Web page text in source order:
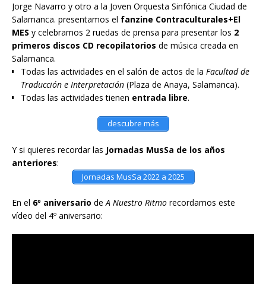
Jorge Navarro y otro a la Joven Orquesta Sinfónica Ciudad de
Salamanca. presentamos el fanzine Contraculturales+El
MES y celebramos 2 ruedas de prensa para presentar los 2
primeros discos CD recopilatorios de música creada en
Salamanca.
Todas las actividades en el salón de actos de la Facultad de
Traducción e Interpretación (Plaza de Anaya, Salamanca).
Todas las actividades tienen entrada libre.
descubre más
Y si quieres recordar las Jornadas MusSa de los años
anteriores:
Jornadas MusSa 2022 a 2025
En el 6º aniversario deA Nuestro Ritmo recordamos este
vídeo del 4º aniversario: